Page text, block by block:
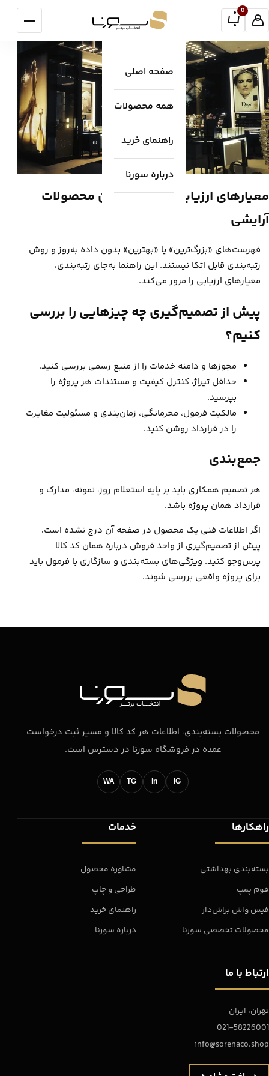
رفتن به محتوا
0
صفحه اصلی
همه محصولات
راهنمای خرید
درباره سورنا
معیارهای ارزیابی تولیدکنندگان محصولات
آرایشی
فهرست‌های «بزرگ‌ترین» یا «بهترین» بدون داده به‌روز و روش
رتبه‌بندی قابل اتکا نیستند. این راهنما به‌جای رتبه‌بندی،
معیارهای ارزیابی را مرور می‌کند.
پیش از تصمیم‌گیری چه چیزهایی را بررسی
کنیم؟
مجوزها و دامنه خدمات را از منبع رسمی بررسی کنید.
حداقل تیراژ، کنترل کیفیت و مستندات هر پروژه را
بپرسید.
مالکیت فرمول، محرمانگی، زمان‌بندی و مسئولیت مغایرت
را در قرارداد روشن کنید.
جمع‌بندی
هر تصمیم همکاری باید بر پایه استعلام روز، نمونه، مدارک و
قرارداد همان پروژه باشد.
اگر اطلاعات فنی یک محصول در صفحه آن درج نشده است،
پیش از تصمیم‌گیری از واحد فروش درباره همان کد کالا
پرس‌وجو کنید. ویژگی‌های بسته‌بندی و سازگاری با فرمول باید
برای پروژه واقعی بررسی شوند.
محصولات بسته‌بندی، اطلاعات هر کد کالا و مسیر ثبت درخواست
عمده در فروشگاه سورنا در دسترس است.
IG
in
TG
WA
راهکارها
بسته‌بندی بهداشتی
فوم پمپ
فیس واش براش‌دار
محصولات تخصصی سورنا
خدمات
مشاوره محصول
طراحی و چاپ
راهنمای خرید
درباره سورنا
ارتباط با ما
تهران، ایران
021-58226001
info@sorenaco.shop